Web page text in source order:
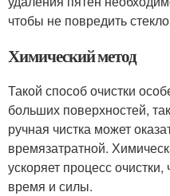
чтобы не повредить
Химический метод
Такой способ очистки
больших поверхностей,
ручная чистка может
времязатратной.
ускоряет процесс
время и силы.